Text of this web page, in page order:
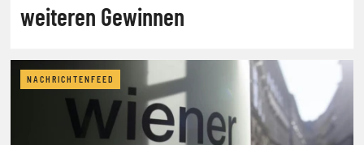
weiteren Gewinnen
NACHRICHTENFEED